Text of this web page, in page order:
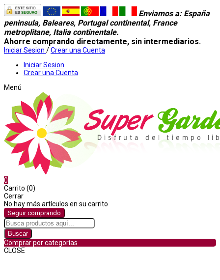
Enviamos a: España
peninsula, Baleares, Portugal continental, France
metroplitane, Italia continentale.
Ahorre comprando directamente, sin intermediarios.
Iniciar Sesion /Crear una Cuenta
Iniciar Sesion
Crear una Cuenta
Menú
0
Carrito (0)
Cerrar
No hay más artículos en su carrito
Seguir comprando
Buscar
Comprar por categorías
CLOSE